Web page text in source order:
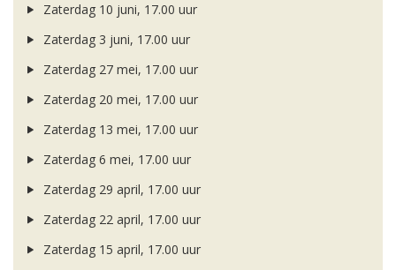
Zaterdag 10 juni, 17.00 uur
Zaterdag 3 juni, 17.00 uur
Zaterdag 27 mei, 17.00 uur
Zaterdag 20 mei, 17.00 uur
Zaterdag 13 mei, 17.00 uur
Zaterdag 6 mei, 17.00 uur
Zaterdag 29 april, 17.00 uur
Zaterdag 22 april, 17.00 uur
Zaterdag 15 april, 17.00 uur